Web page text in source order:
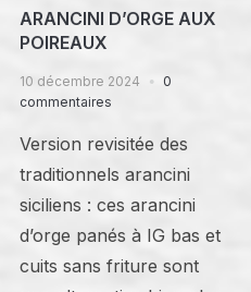
ARANCINI D’ORGE AUX
POIREAUX
10 décembre 2024
0
commentaires
Version revisitée des
traditionnels arancini
siciliens : ces arancini
d’orge panés à IG bas et
cuits sans friture sont